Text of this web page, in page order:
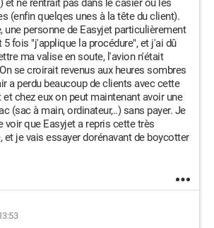
et ne rentrait pas dans le casier ou les
(enfin quelqes unes à la tête du client).
une personne de Easyjet particulièrement
5 fois "j'applique la procédure", et j'ai dû
ma valise en soute, l'avion n'était
se croirait revenus aux heures sombres
a perdu beaucoup de clients avec cette
chez eux on peut maintenant avoir une
(sac à main, ordinateur,..) sans payer. Je
voir que Easyjet a repris cette très
et je vais essayer dorénavant de boycotter